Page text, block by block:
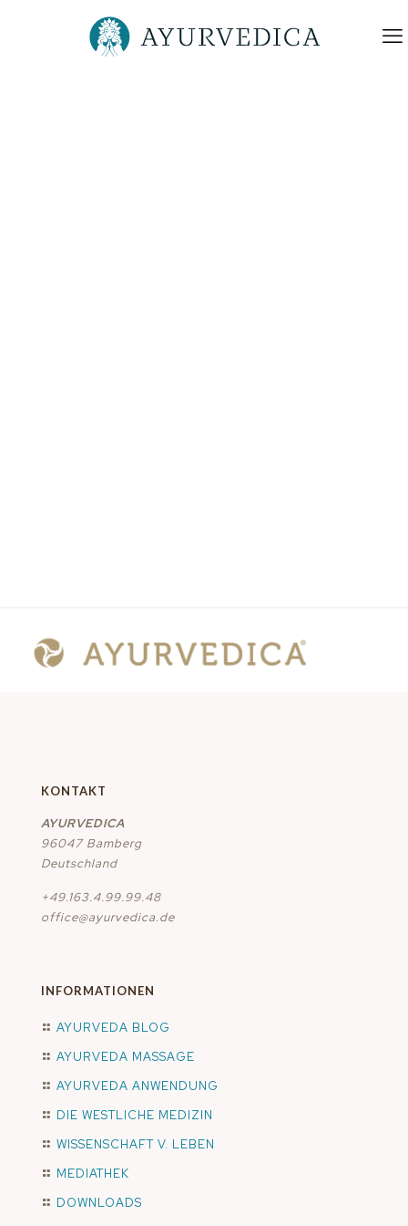
KONTAKT
AYURVEDICA
96047 Bamberg
Deutschland
+49.163.4.99.99.48
office@ayurvedica.de
INFORMATIONEN
AYURVEDA BLOG
AYURVEDA MASSAGE
AYURVEDA ANWENDUNG
DIE WESTLICHE MEDIZIN
WISSENSCHAFT V. LEBEN
MEDIATHEK
DOWNLOADS